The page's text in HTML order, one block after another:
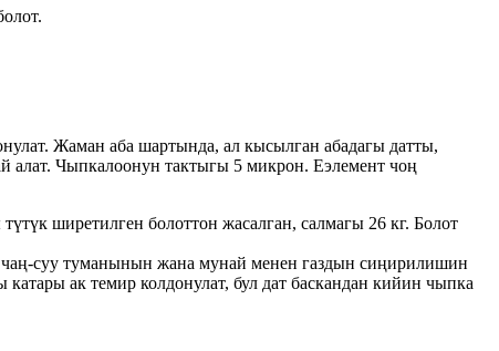
Жаман аба шартында, ал кысылган абадагы датты,
алат. Чыпкалоонун тактыгы 5 микрон. Eэлемент чоң
ширетилген болоттон жасалган, салмагы 26 кг. Болот
суу туманынын жана мунай менен газдын сиңирилишин
ак темир колдонулат, бул дат баскандан кийин чыпка